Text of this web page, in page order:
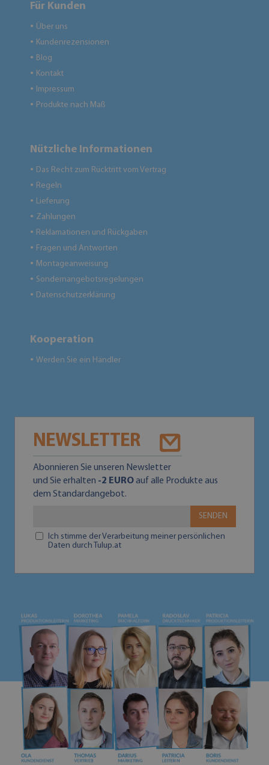
Für Kunden
● Über uns
● Kundenrezensionen
● Blog
● Kontakt
● Impressum
● Produkte nach Maß
Nützliche Informationen
● Das Recht zum Rücktritt vom Vertrag
● Regeln
● Lieferung
● Zahlungen
● Reklamationen und Rückgaben
● Fragen und Antworten
● Montageanweisung
● Sondernangebotsregelungen
● Datenschutzerklärung
Kooperation
● Werden Sie ein Händler
NEWSLETTER
Abonnieren Sie unseren Newsletter
und Sie erhalten -2 EUROauf alle Produkte aus
dem Standardangebot.
SENDEN
Ich stimme der Verarbeitung meiner persönlichen
Daten durch Tulup.at